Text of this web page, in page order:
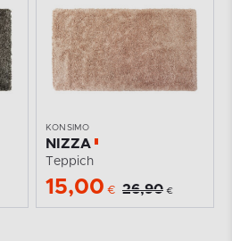
KONSIMO
NIZZA
Teppich
15,00 € 26,90 €